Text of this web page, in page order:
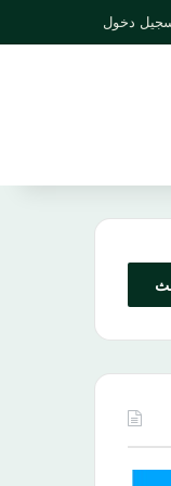
دخول